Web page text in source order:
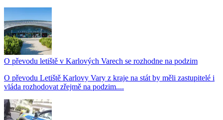
O převodu letiště v Karlových Varech se rozhodne na podzim
O převodu Letiště Karlovy Vary z kraje na stát by měli zastupitelé i
vláda rozhodovat zřejmě na podzim....